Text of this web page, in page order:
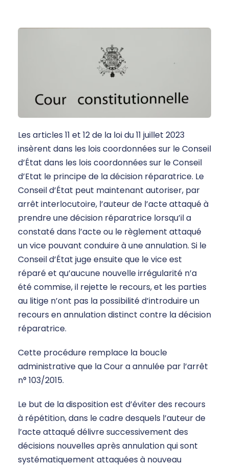
Les articles 11 et 12 de la loi du 11 juillet 2023
insèrent dans les lois coordonnées sur le Conseil
d’État dans les lois coordonnées sur le Conseil
d’Etat le principe de la décision réparatrice. Le
Conseil d’État peut maintenant autoriser, par
arrêt interlocutoire, l’auteur de l’acte attaqué à
prendre une décision réparatrice lorsqu’il a
constaté dans l’acte ou le règlement attaqué
un vice pouvant conduire à une annulation. Si le
Conseil d’État juge ensuite que le vice est
réparé et qu’aucune nouvelle irrégularité n’a
été commise, il rejette le recours, et les parties
au litige n’ont pas la possibilité d’introduire un
recours en annulation distinct contre la décision
réparatrice.
Cette procédure remplace la boucle
administrative que la Cour a annulée par l’arrêt
n° 103/2015.
Le but de la disposition est d’éviter des recours
à répétition, dans le cadre desquels l’auteur de
l’acte attaqué délivre successivement des
décisions nouvelles après annulation qui sont
systématiquement attaquées à nouveau